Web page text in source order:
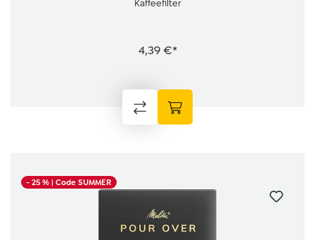
Kaffeefilter
4,39 €*
- 25 %| Code SUMMER